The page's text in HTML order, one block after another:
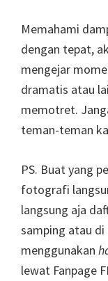
Memahami
dengan tepat,
mengejar
dramatis atau
memotret.
teman-teman
PS. Buat yang
fotografi
langsung aja
samping atau
menggunakan
lewat Fanpage